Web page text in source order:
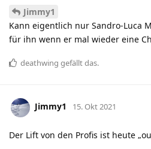
Jimmy1
Kann eigentlich nur Sandro-Luca
für ihn wenn er mal wieder eine
deathwing gefällt das.
Jimmy1 15. Okt 2021
Der Lift von den Profis ist heute